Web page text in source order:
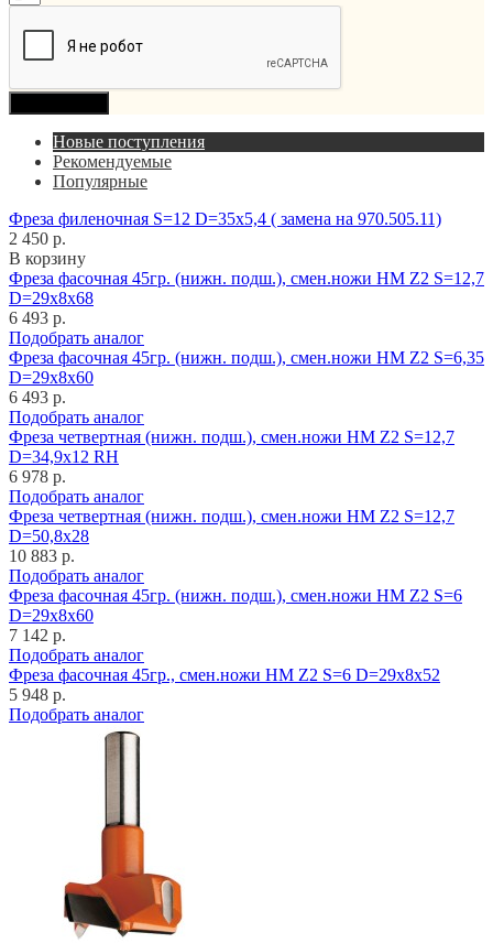
Новые поступления
Рекомендуемые
Популярные
Фреза филеночная S=12 D=35x5,4 ( замена на 970.505.11)
2 450 р.
В корзину
Фреза фасочная 45гр. (нижн. подш.), смен.ножи HM Z2 S=12,7
D=29x8x68
6 493 р.
Подобрать аналог
Фреза фасочная 45гр. (нижн. подш.), смен.ножи HM Z2 S=6,35
D=29x8x60
6 493 р.
Подобрать аналог
Фреза четвертная (нижн. подш.), смен.ножи HM Z2 S=12,7
D=34,9x12 RH
6 978 р.
Подобрать аналог
Фреза четвертная (нижн. подш.), смен.ножи HM Z2 S=12,7
D=50,8x28
10 883 р.
Подобрать аналог
Фреза фасочная 45гр. (нижн. подш.), смен.ножи HM Z2 S=6
D=29x8x60
7 142 р.
Подобрать аналог
Фреза фасочная 45гр., смен.ножи HM Z2 S=6 D=29x8x52
5 948 р.
Подобрать аналог